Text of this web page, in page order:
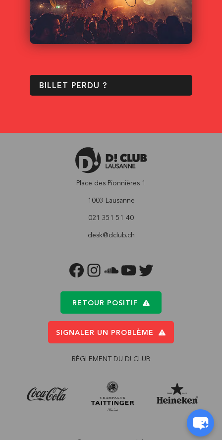
BILLET PERDU ?
Place des Pionnières 1
1003 Lausanne
021 351 51 40
desk@dclub.ch
FACEBOOKINSTAGRAM
SOUNDCLOUD
YOUTUBETWITTER
RETOUR POSITIF
SIGNALER UN PROBLÈME
RÈGLEMENT DU D! CLUB